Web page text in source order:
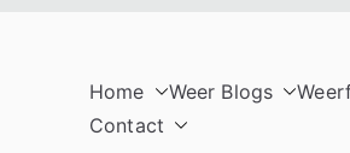
Home Weer Blogs
Contact